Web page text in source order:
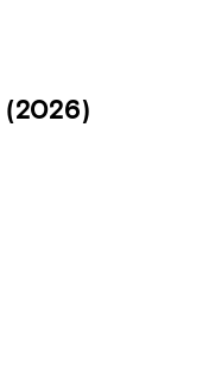
(2026)